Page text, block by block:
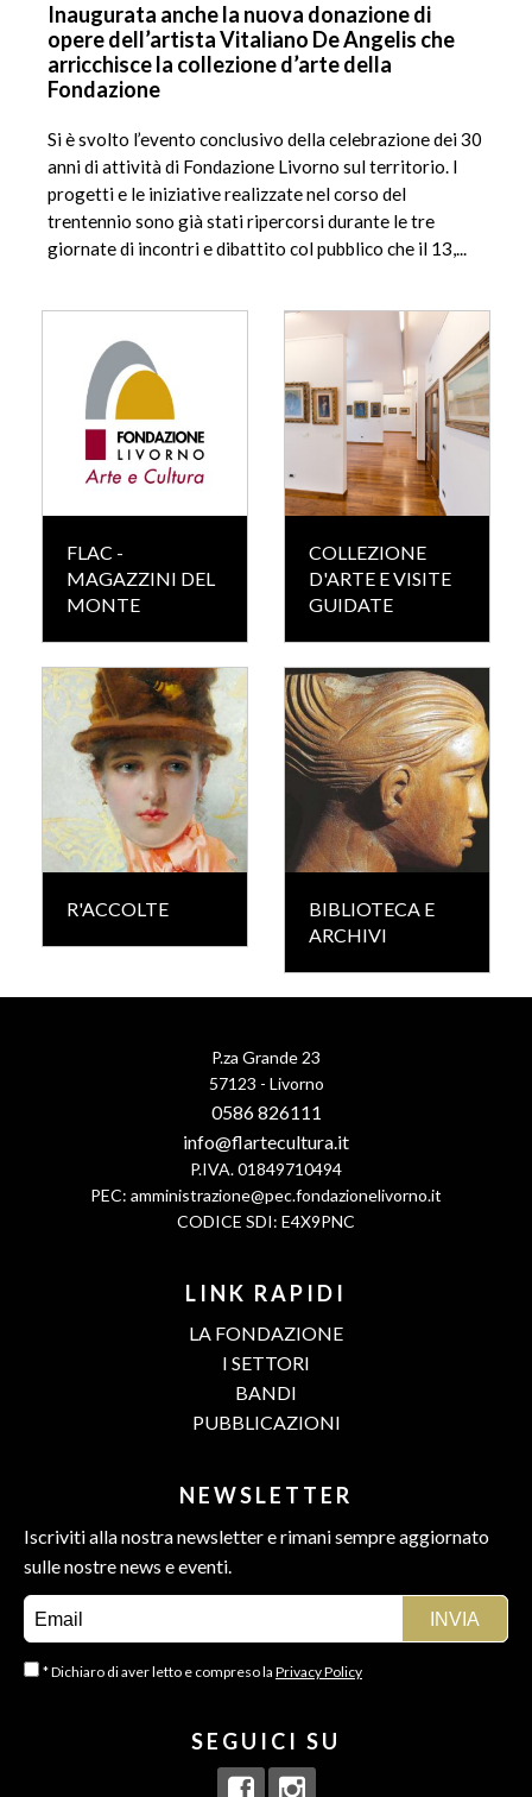
Inaugurata anche la nuova donazione di
opere dell’artista Vitaliano De Angelis che
arricchisce la collezione d’arte della
Fondazione
Si è svolto l’evento conclusivo della celebrazione dei 30
anni di attività di Fondazione Livorno sul territorio. I
progetti e le iniziative realizzate nel corso del
trentennio sono già stati ripercorsi durante le tre
giornate di incontri e dibattito col pubblico che il 13,...
FLAC -
MAGAZZINI DEL
MONTE
COLLEZIONE
D'ARTE E VISITE
GUIDATE
R'ACCOLTE
BIBLIOTECA E
ARCHIVI
P.za Grande 23
57123 - Livorno
0586 826111
info@flartecultura.it
P.IVA. 01849710494
PEC: amministrazione@pec.fondazionelivorno.it
CODICE SDI: E4X9PNC
LINK RAPIDI
LA FONDAZIONE
I SETTORI
BANDI
PUBBLICAZIONI
NEWSLETTER
Iscriviti alla nostra newsletter e rimani sempre aggiornato
sulle nostre news e eventi.
* Dichiaro di aver letto e compreso la Privacy Policy
SEGUICI SU